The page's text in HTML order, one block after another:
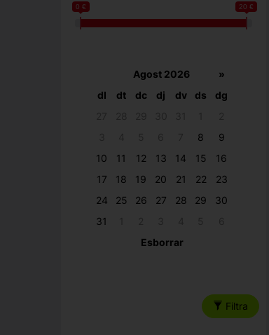
0 € 20 €
Agost 2026
»
dl
dt dc dj dv ds
dg
8
9
10
11 12 13 14 15
16
17
18 19 20 21 22
23
24
25 26 27 28 29
30
31
Esborrar
Filtra